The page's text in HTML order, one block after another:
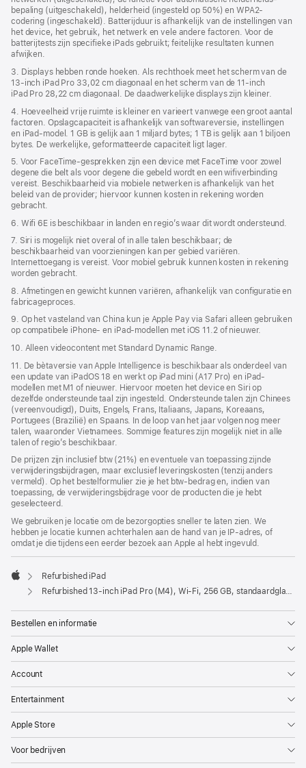
bepaling (uitgeschakeld), helderheid (ingesteld op 50%) en WPA2-
codering (ingeschakeld). Batterijduur is afhankelijk van de instellingen van
het device, het gebruik, het netwerk en vele andere factoren. Voor de
batterijtests zijn specifieke iPads gebruikt; feitelijke resultaten kunnen
afwijken.
3. Displays hebben ronde hoeken. Als rechthoek meet het scherm van de
13‑inch iPad Pro 33,02 cm diagonaal en het scherm van de 11‑inch
iPad Pro 28,22 cm diagonaal. De daadwerkelijke displays zijn kleiner.
4. Hoeveelheid vrije ruimte is kleiner en varieert vanwege een groot aantal
factoren. Opslagcapaciteit is afhankelijk van softwareversie, instellingen
en iPad‑model. 1 GB is gelijk aan 1 miljard bytes; 1 TB is gelijk aan 1 biljoen
bytes. De werkelijke, geformatteerde capaciteit ligt lager.
5. Voor FaceTime-gesprekken zijn een device met FaceTime voor zowel
degene die belt als voor degene die gebeld wordt en een wifiverbinding
vereist. Beschikbaarheid via mobiele netwerken is afhankelijk van het
beleid van de provider; hiervoor kunnen kosten in rekening worden
gebracht.
6. Wifi 6E is beschikbaar in landen en regio’s waar dit wordt ondersteund.
7. Siri is mogelijk niet overal of in alle talen beschikbaar; de
beschikbaarheid van voorzieningen kan per gebied variëren.
Internettoegang is vereist. Voor mobiel gebruik kunnen kosten in rekening
worden gebracht.
8. Afmetingen en gewicht kunnen variëren, afhankelijk van configuratie en
fabricageproces.
9. Op het vasteland van China kun je Apple Pay via Safari alleen gebruiken
op compatibele iPhone‑ en iPad-modellen met iOS 11.2 of nieuwer.
10. Alleen videocontent met Standard Dynamic Range.
11. De bètaversie van Apple Intelligence is beschikbaar als onderdeel van
een update van iPadOS 18 en werkt op iPad mini (A17 Pro) en iPad-
modellen met M1 of nieuwer. Hiervoor moeten het device en Siri op
dezelfde ondersteunde taal zijn ingesteld. Ondersteunde talen zijn Chinees
(vereenvoudigd), Duits, Engels, Frans, Italiaans, Japans, Koreaans,
Portugees (Brazilië) en Spaans. In de loop van het jaar volgen nog meer
talen, waaronder Vietnamees. Sommige features zijn mogelijk niet in alle
talen of regio’s beschikbaar.
De prijzen zijn inclusief btw (21%) en eventuele van toepassing zijnde
verwijderingsbijdragen, maar exclusief leveringskosten (tenzij anders
vermeld). Op het bestelformulier zie je het btw-bedrag en, indien van
toepassing, de verwijderingsbijdrage voor de producten die je hebt
geselecteerd.
We gebruiken je locatie om de bezorgopties sneller te laten zien. We
hebben je locatie kunnen achterhalen aan de hand van je IP-adres, of
omdat je die tijdens een eerder bezoek aan Apple al hebt ingevuld.
Apple
Refurbished iPad
Refurbished 13‑inch iPad Pro (M4), Wi-Fi, 256 GB, standaardglas, Spacezwart
Bestellen en informatie
Apple Wallet
Account
Entertainment
Apple Store
Voor bedrijven